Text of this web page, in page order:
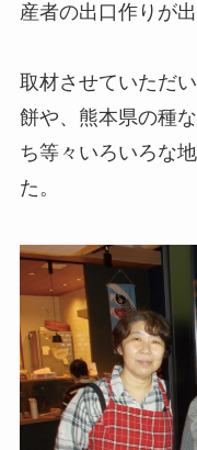
産者の出口作りが
取材させていただ
餅や、熊本県の種
ち等々いろいろな
た。